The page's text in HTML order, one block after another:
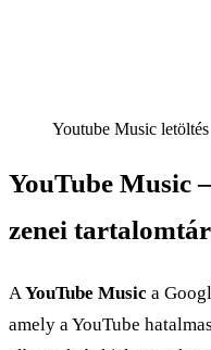
Youtube Music letöltés
YouTube Music
zenei
AYouTube Music a
amely a YouTube